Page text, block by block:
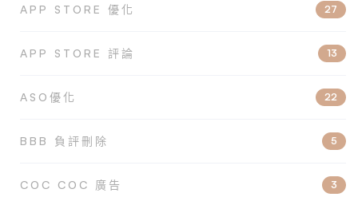
APP STORE 優化 27
APP STORE 評論 13
ASO優化 22
BBB 負評刪除 5
COC COC 廣告 3